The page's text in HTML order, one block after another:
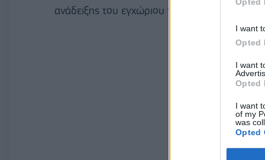
I want
Opted
I want
Opted
I want
of my
was
Opted
ανάδειξης του εγχώριου ταλέντου τόσο εντός